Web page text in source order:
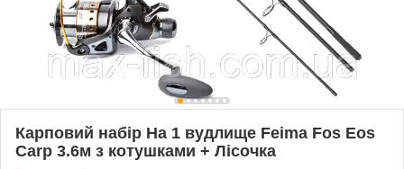
Карповий набір На 1 вудлище Feima Fos Eos
Carp 3.6м з котушками + Лісочка